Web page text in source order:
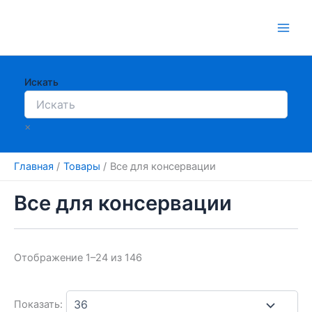
Искать
×
Главная Товары Все для консервации
Все для консервации
Отображение 1–24 из 146
Показать: